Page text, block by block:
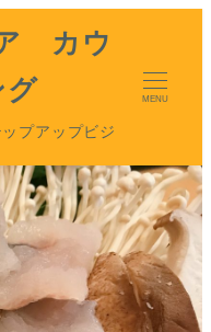
カウ
グ
プアップビジ
MENU